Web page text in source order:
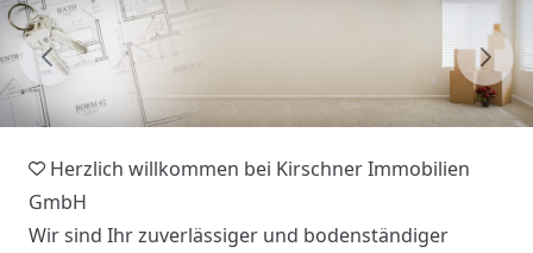
Herzlich willkommen bei Kirschner Immobilien
GmbH
Wir sind Ihr zuverlässiger und bodenständiger